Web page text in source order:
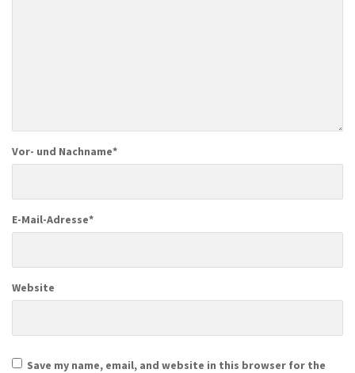
Vor- und Nachname*
E-Mail-Adresse*
Website
Save my name, email, and website in this browser for the